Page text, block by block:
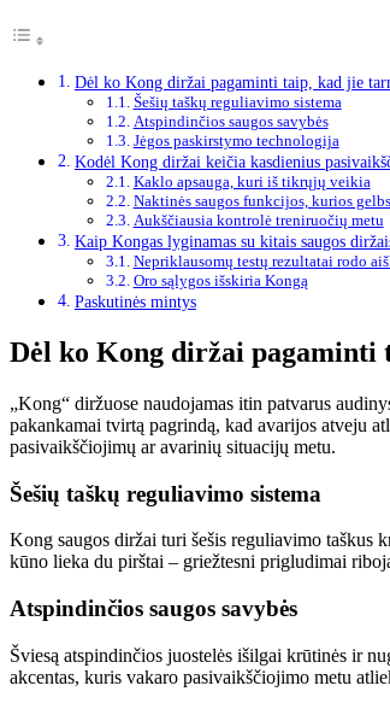
Dėl ko Kong diržai pagaminti taip, kad jie
Šešių taškų reguliavimo sistema
Atspindinčios saugos savybės
Jėgos paskirstymo technologija
Kodėl Kong diržai keičia kasdienius
Kaklo apsauga, kuri iš tikrųjų veikia
Naktinės saugos funkcijos, kurios
Aukščiausia kontrolė treniruočių metu
Kaip Kongas lyginamas su kitais saugos
Nepriklausomų testų rezultatai rodo
Oro sąlygos išskiria Kongą
Paskutinės mintys
Dėl ko Kong diržai pagaminti
„Kong“ diržuose naudojamas itin patvarus
pakankamai tvirtą pagrindą, kad avarijos atveju
pasivaikščiojimų ar avarinių situacijų metu.
Šešių taškų reguliavimo sistema
Kong saugos diržai turi šešis reguliavimo taškus
kūno lieka du pirštai – griežtesni prigludimai
Atspindinčios saugos savybės
Šviesą atspindinčios juostelės išilgai krūtinės ir
akcentas, kuris vakaro pasivaikščiojimo metu